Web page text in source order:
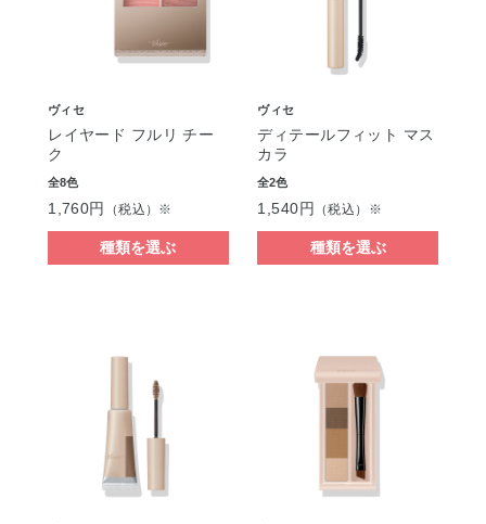
ヴィセ
レイヤード フルリ チー
ク
全8色
1,760円 （税込）※
種類を選ぶ
ヴィセ
ディテールフィット マス
カラ
全2色
1,540円 （税込）※
種類を選ぶ